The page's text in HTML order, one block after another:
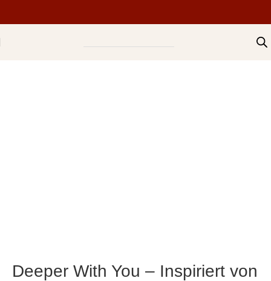
Deeper With You – Inspiriert von